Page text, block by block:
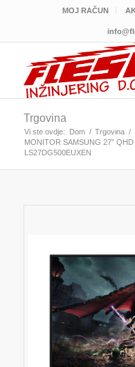
MOJ RAČUN
Trgovina
Vi ste ovdje: Dom / Trgovina /
MONITOR SAMSUNG 27”
LS27DG500EUXEN